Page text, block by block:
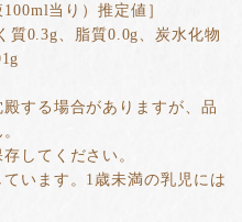
当り）推定値］
質0.3g、脂質0.0g、炭水化物
殿する場合がありますが、品
してください。
ています。1歳未満の乳児には